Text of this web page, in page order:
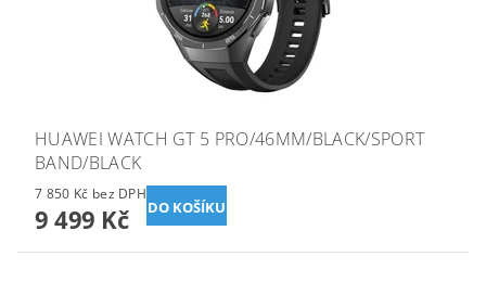
HUAWEI WATCH GT 5 PRO/46MM/BLACK/SPORT
BAND/BLACK
7 850 Kč bez DPH
9 499 Kč